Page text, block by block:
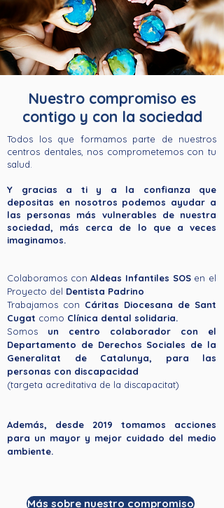
Nuestro compromiso es
contigo y con la sociedad
Todos los que formamos parte de nuestros
centros dentales, nos comprometemos con tu
salud.
Y gracias a ti y a la confianza que
depositas en nosotros podemos ayudar a
las personas más vulnerables de nuestra
sociedad, más cerca de lo que a veces
imaginamos.
Colaboramos conAldeas Infantiles SOSen el
Proyecto del Dentista Padrino
Trabajamos con Cáritas Diocesana de Sant
Cugat como Clínica dental solidaria.
Somos un centro colaborador con el
Departamento de Derechos Sociales de la
Generalitat de Catalunya, para las
personas con discapacidad
(targeta acreditativa de la discapacitat)
Además, desde 2019 tomamos acciones
para un mayor y mejor cuidado del medio
ambiente.
Más sobre nuestro compromiso